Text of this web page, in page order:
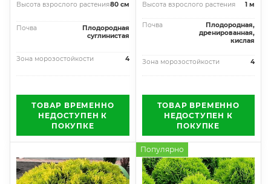
Высота взрослого растения80 см
Почва
Плодородная
суглинистая
Зона морозостойкости 4
ТОВАР ВРЕМЕННО
НЕДОСТУПЕН К
ПОКУПКЕ
Высота взрослого растения 1 м
Почва
Плодородная,
дренированная,
кислая
Зона морозостойкости 4
ТОВАР ВРЕМЕННО
НЕДОСТУПЕН К
ПОКУПКЕ
Популярно